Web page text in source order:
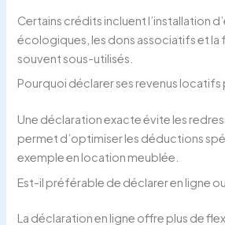
Certains crédits incluent l’installation
écologiques, les dons associatifs et la
souvent sous-utilisés.
Pourquoi déclarer ses revenus locatifs
Une déclaration exacte évite les
permet d’optimiser les déductions
exemple en location meublée.
Est-il préférable de déclarer en ligne
La déclaration en ligne offre plus de